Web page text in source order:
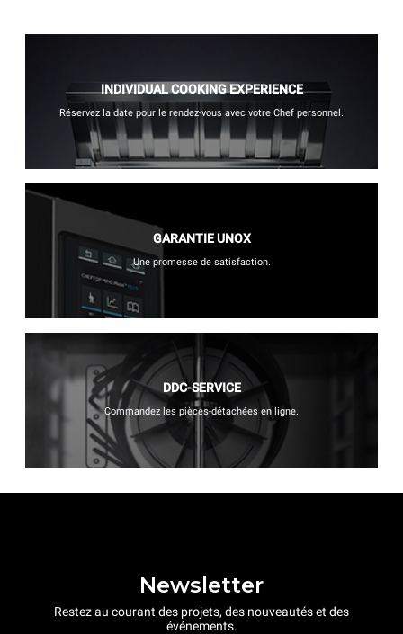
INDIVIDUAL COOKING EXPERIENCE
Réservez la date pour le rendez-vous avec votre Chef personnel.
GARANTIE UNOX
Une promesse de satisfaction.
DDC-SERVICE
Commandez les pièces-détachées en ligne.
Newsletter
Restez au courant des projets, des nouveautés et des
événements.